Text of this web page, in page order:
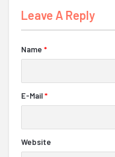
Leave A Reply
Name *
E-Mail*
Website